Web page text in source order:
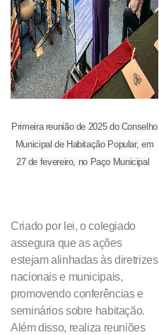
Primeira reunião de 2025 do Conselho
Municipal de Habitação Popular, em
27 de fevereiro, no Paço Municipal
Criado por lei, o colegiado
assegura que as ações
estejam alinhadas às diretrizes
nacionais e municipais,
promovendo conferências e
seminários sobre habitação.
Além disso, realiza reuniões